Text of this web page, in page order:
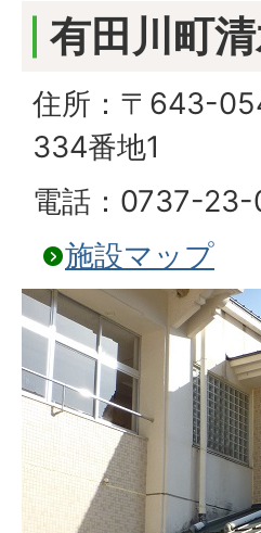
有田川町
住所：〒643-
334番地1
電話：0737-23-
施設マップ